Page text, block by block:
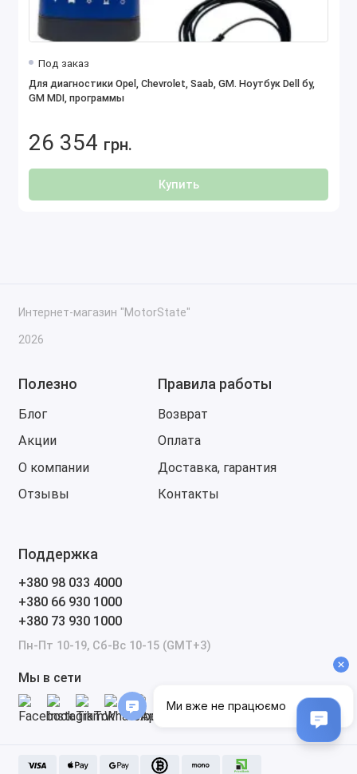
Под заказ
Для диагностики Opel, Chevrolet, Saab, GM. Ноутбук Dell бу,
GM MDI, программы
26 354 грн.
Купить
Интернет-магазин "MotorState"
2026
Полезно
Блог
Акции
О компании
Отзывы
Правила работы
Возврат
Оплата
Доставка, гарантия
Контакты
Поддержка
+380 98 033 4000
+380 66 930 1000
+380 73 930 1000
Пн-Пт 10-19, Сб-Вс 10-15 (GMT+3)
Мы в сети